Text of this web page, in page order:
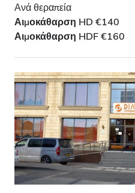
Ανά θεραπεία
Αιμοκάθαρση HD €140
Αιμοκάθαρση HDF €160